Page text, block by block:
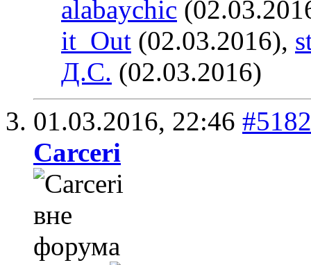
alabaychic
it_Out (02.03.2016),
Д.С. (02.03.2016)
01.03.2016, 22:46 #5182
Carceri